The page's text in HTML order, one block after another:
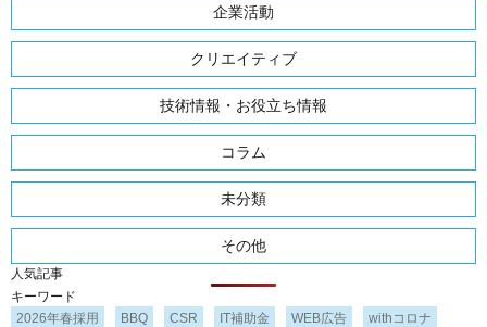
企業活動
クリエイティブ
技術情報・お役立ち情報
コラム
未分類
その他
人気記事
キーワード
2026年春採用
BBQ CSR IT補助金 WEB広告 withコロナ